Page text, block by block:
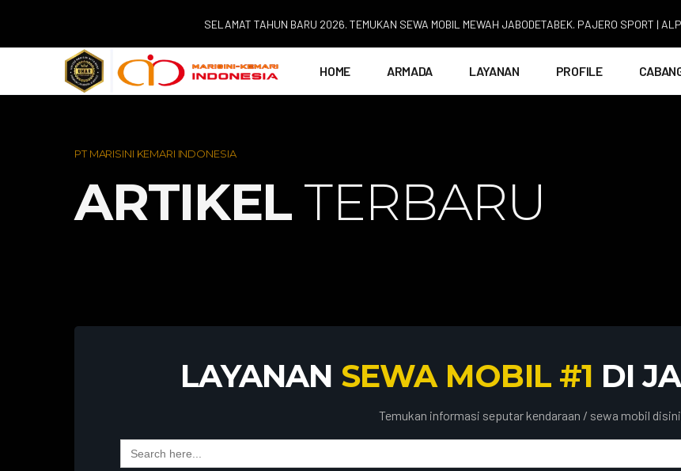
SELAMAT TAHUN BARU 2026. TEMUKAN SEWA MOBIL MEWAH JABODETABEK. PAJERO SPORT |
HOME ARMADA LAYANAN PROFILE
PT MARISINI KEMARI INDONESIA
ARTIKEL TERBARU
LAYANAN SEWA MOBIL #1 DI
Temukan informasi seputar kendaraan / sewa mobil disini.
Search
for: